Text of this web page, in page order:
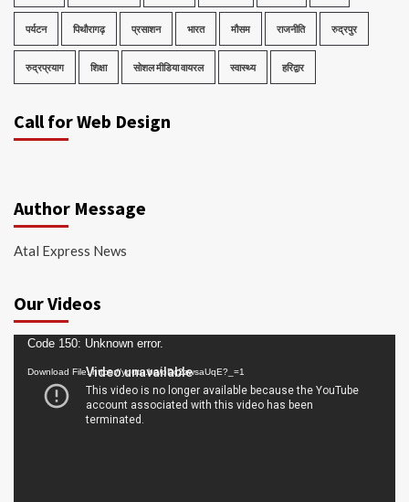
पर्यटन पिथौरागढ़ प्रसाशन भारत मौसम राजनीति रुद्रपुर
रुद्रप्रयाग शिक्षा सोशल मीडिया वायरल स्वास्थ्य हरिद्वार
Call for Web Design
Author Message
Atal Express News
Our Videos
Video
Player
Code 150: Unknown error.
Download File: https://youtu.be/oDc2zwsaUqE?_=1